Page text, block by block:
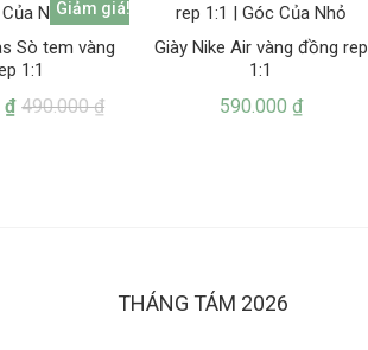
Giảm giá!
Sò tem vàng
1:1
490.000₫
₫
Giày Nike Air vàng đồng rep
1:1
590.000 ₫
THÁNG TÁM 2026